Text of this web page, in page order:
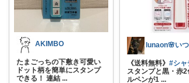
AKIMBO
たまごっちの下敷き可愛い
ドット柄を簡単にスタンプ
できる！ 連結 ...
《送料無料》#シャ
スタンプと黒・赤
ルペンが1 ...